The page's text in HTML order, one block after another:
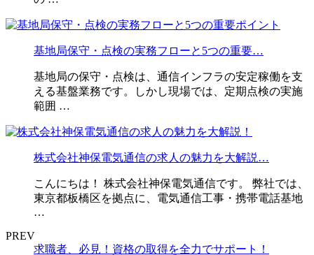
基地局保守・点検の実務フローと5つの重要…
基地局の保守・点検は、通信インフラの安定稼働を支
える基盤業務です。しかし現場では、定期点検の実施
範囲 …
株式会社神保電気通信の求人の魅力を大解説…
こんにちは！ 株式会社神保電気通信です。 弊社では、
東京都板橋区を拠点に、電気通信工事・携帯電話基地
…
PREV
求職者、必見！資格の取得を全力でサポート！